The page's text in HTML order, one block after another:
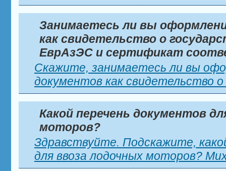
Занимаетесь ли вы
как свидетельство о
ЕврАзЭС и сертификат
Скажите, занимаетесь ли вы
документов как свидетельство о
Какой перечень документов
моторов?
Здравствуйте. Подскажите,
для ввоза лодочных моторов?